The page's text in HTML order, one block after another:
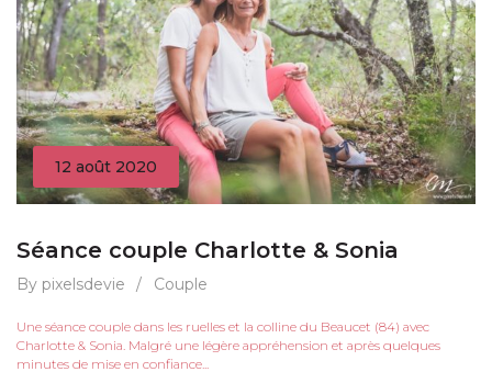
12 août 2020
Séance couple Charlotte & Sonia
By pixelsdevie / Couple
Une séance couple dans les ruelles et la colline du Beaucet (84) avec
Charlotte & Sonia. Malgré une légère appréhension et après quelques
minutes de mise en confiance...